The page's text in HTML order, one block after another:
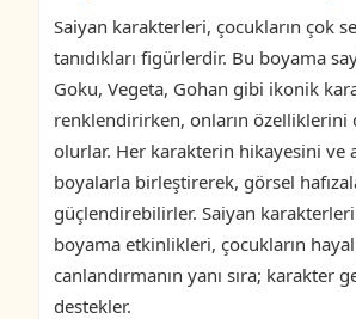
Saiyan karakterleri, çocukların çok
tanıdıkları figürlerdir. Bu boyama
Goku, Vegeta, Gohan gibi ikonik
renklendirirken, onların özelliklerini
olurlar. Her karakterin hikayesini ve
boyalarla birleştirerek, görsel
güçlendirebilirler. Saiyan
boyama etkinlikleri, çocukların
canlandırmanın yanı sıra; karakter
destekler.